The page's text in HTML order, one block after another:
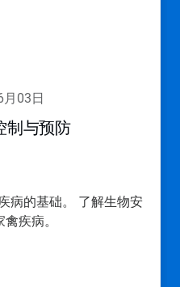
月03日
制与预防
病的基础。 了解生物安
疾病。